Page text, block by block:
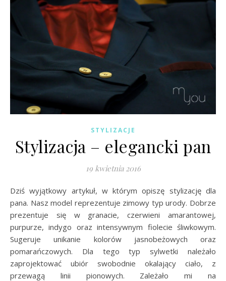
STYLIZACJE
Stylizacja – elegancki pan
19 kwietnia 2016
Dziś wyjątkowy artykuł, w którym opiszę stylizację dla
pana. Nasz model reprezentuje zimowy typ urody. Dobrze
prezentuje się w granacie, czerwieni amarantowej,
purpurze, indygo oraz intensywnym fiolecie śliwkowym.
Sugeruje unikanie kolorów jasnobeżowych oraz
pomarańczowych. Dla tego typ sylwetki należało
zaprojektować ubiór swobodnie okalający ciało, z
przewagą linii pionowych. Zależało mi na